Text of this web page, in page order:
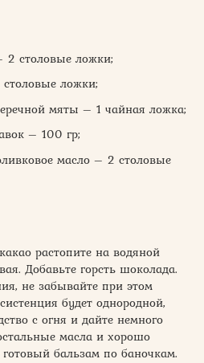
столовые ложки;
ложки;
мяты – 1 чайная ложка;
– 100 гр;
масло – 2 столовые
растопите на водяной
Добавьте горсть шоколада.
не забывайте при этом
будет однородной,
с огня и дайте немного
масла и хорошо
бальзам по баночкам.